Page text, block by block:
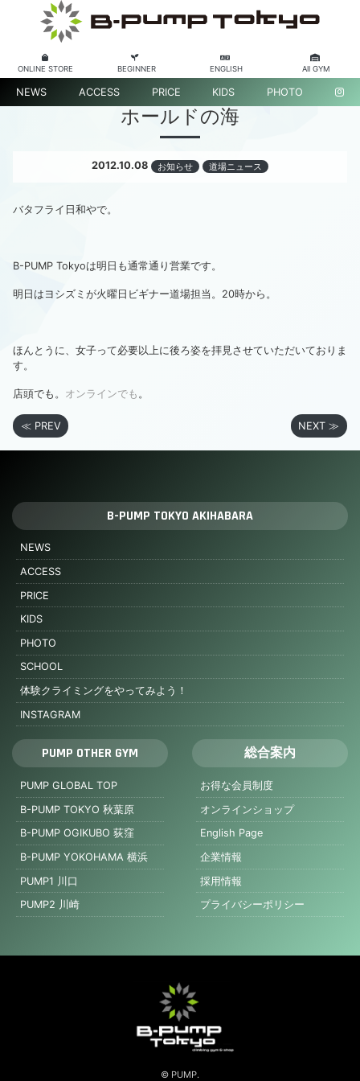
ONLINE STORE BEGINNER ENGLISH All GYM
NEWS ACCESS PRICE KIDS PHOTO
ホールドの海
2012.10.08 お知らせ 道場ニュース
バタフライ日和やで。
B-PUMP Tokyoは明日も通常通り営業です。
明日はヨシズミが火曜日ビギナー道場担当。20時から。
ほんとうに、女子って必要以上に後ろ姿を拝見させていただいておりま
す。
店頭でも。 オンラインでも 。
≪ PREV NEXT ≫
B-PUMP TOKYO AKIHABARA
NEWS
ACCESS
PRICE
KIDS
PHOTO
SCHOOL
体験クライミングをやってみよう！
INSTAGRAM
PUMP OTHER GYM
PUMP GLOBAL TOP
B-PUMP TOKYO 秋葉原
B-PUMP OGIKUBO 荻窪
B-PUMP YOKOHAMA 横浜
PUMP1 川口
PUMP2 川崎
総合案内
お得な会員制度
オンラインショップ
English Page
企業情報
採用情報
プライバシーポリシー
© PUMP.